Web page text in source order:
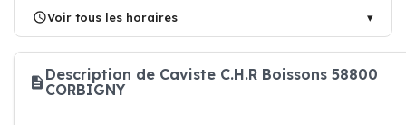
Voir tous les horaires
Description de Caviste C.H.R Boissons 58800
CORBIGNY